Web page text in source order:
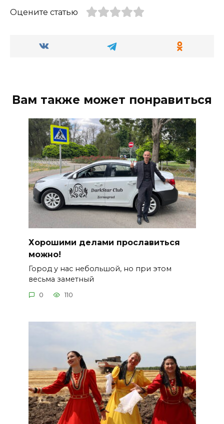
Оцените статью
Вам также может понравиться
Хорошими делами прославиться
можно!
Город у нас небольшой, но при этом
весьма заметный
0 110